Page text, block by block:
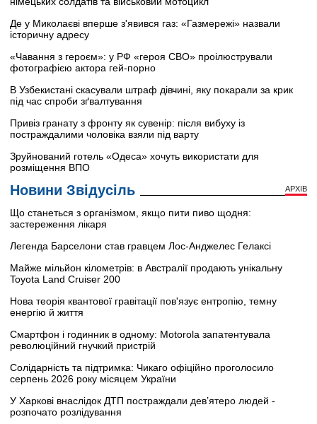
Де у Миколаєві вперше з'явився газ: «Газмережі» назвали
історичну адресу
«Чавання з героєм»: у РФ «героя СВО» проілюстрували
фотографією актора гей-порно
В Узбекистані скасували штраф дівчині, яку покарали за крик
під час спроби зґвалтування
Привіз гранату з фронту як сувенір: після вибуху із
постраждалими чоловіка взяли під варту
Зруйнований готель «Одеса» хочуть використати для
розміщення ВПО
Новини Звідусіль АРХІВ
Що станеться з організмом, якщо пити пиво щодня:
застереження лікаря
Легенда Барселони став гравцем Лос-Анджелес Гелаксі
Майже мільйон кілометрів: в Австралії продають унікальну
Toyota Land Cruiser 200
Нова теорія квантової гравітації пов'язує ентропію, темну
енергію й життя
Смартфон і годинник в одному: Motorola запатентувала
революційний гнучкий пристрій
Солідарність та підтримка: Чикаго офіційно проголосило
серпень 2026 року місяцем України
У Харкові внаслідок ДТП постраждали дев’ятеро людей -
розпочато розлідування